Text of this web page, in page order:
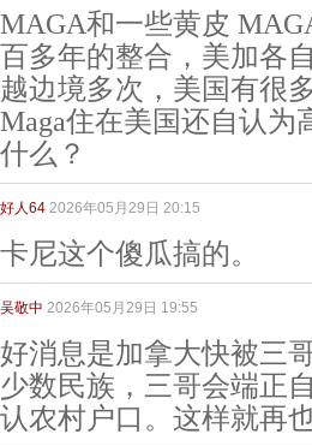
MAGA和一些黄皮
百多年的整合，美加各
越边境多次，美国有很
Maga住在美国还自认
什么？
好人64 2026年05月29日 20:15
卡尼这个傻瓜搞的。
吴敬中 2026年05月29日 19:55
好消息是加拿大快被三
少数民族，三哥会端正
认农村户口。这样就再